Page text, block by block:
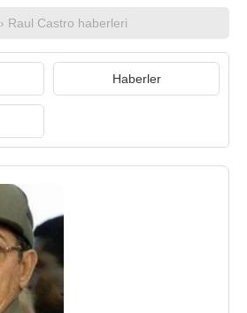
› Raul Castro haberleri
Haberler